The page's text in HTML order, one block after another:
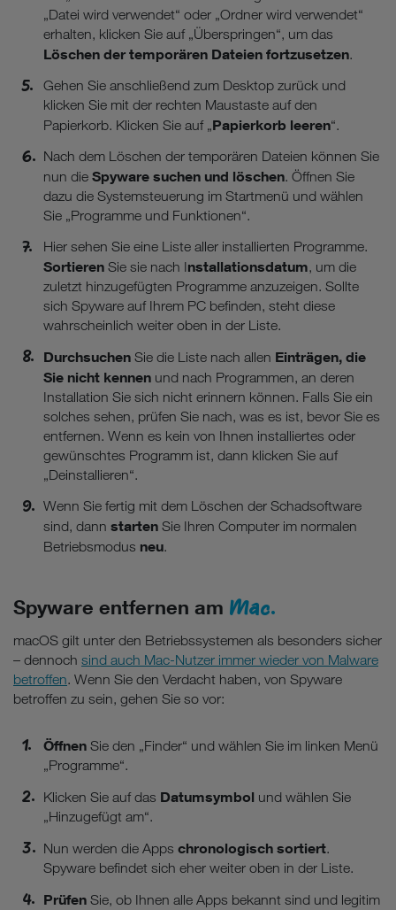
„Datei wird verwendet“ oder „Ordner wird verwendet“
erhalten, klicken Sie auf „Überspringen“, um das
Löschen der temporären Dateien fortzusetzen.
Gehen Sie anschließend zum Desktop zurück und
klicken Sie mit der rechten Maustaste auf den
Papierkorb. Klicken Sie auf „Papierkorb leeren“.
Nach dem Löschen der temporären Dateien können Sie
nun die Spyware suchen und löschen. Öffnen Sie
dazu die Systemsteuerung im Startmenü und wählen
Sie „Programme und Funktionen“.
Hier sehen Sie eine Liste aller installierten Programme.
Sortieren Sie sie nach Installationsdatum, um die
zuletzt hinzugefügten Programme anzuzeigen. Sollte
sich Spyware auf Ihrem PC befinden, steht diese
wahrscheinlich weiter oben in der Liste.
Durchsuchen Sie die Liste nach allen Einträgen, die
Sie nicht kennen und nach Programmen, an deren
Installation Sie sich nicht erinnern können. Falls Sie ein
solches sehen, prüfen Sie nach, was es ist, bevor Sie es
entfernen. Wenn es kein von Ihnen installiertes oder
gewünschtes Programm ist, dann klicken Sie auf
„Deinstallieren“.
Wenn Sie fertig mit dem Löschen der Schadsoftware
sind, dann starten Sie Ihren Computer im normalen
Betriebsmodus neu.
Spyware entfernen am Mac.
macOS gilt unter den Betriebssystemen als besonders sicher
– dennoch sind auch Mac-Nutzer immer wieder von Malware
betroffen. Wenn Sie den Verdacht haben, von Spyware
betroffen zu sein, gehen Sie so vor:
Öffnen Sie den „Finder“ und wählen Sie im linken Menü
„Programme“.
Klicken Sie auf das Datumsymbol und wählen Sie
„Hinzugefügt am“.
Nun werden die Apps chronologisch sortiert.
Spyware befindet sich eher weiter oben in der Liste.
Prüfen Sie, ob Ihnen alle Apps bekannt sind und legitim